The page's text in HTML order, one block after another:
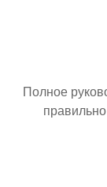
Полное